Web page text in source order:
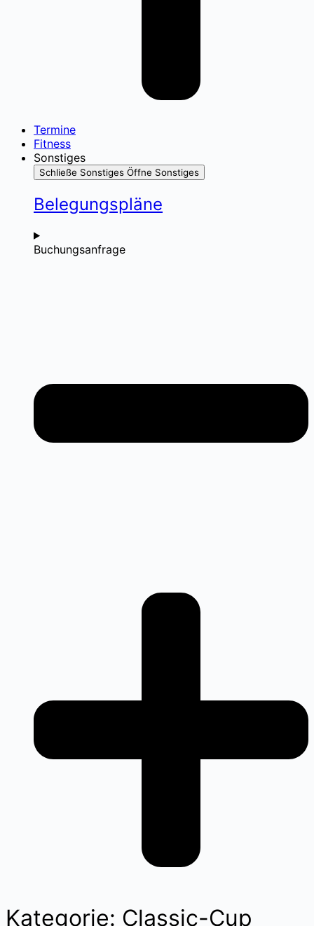
Termine
Fitness
Sonstiges
Schließe Sonstiges Öffne Sonstiges
Belegungspläne
Buchungsanfrage
Kategorie: Classic-Cup